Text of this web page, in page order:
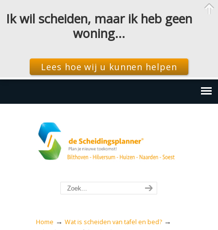
Home → Wat is scheiden van tafel en bed? →
Ik wil scheiden, maar ik heb geen
woning…
Lees hoe wij u kunnen helpen